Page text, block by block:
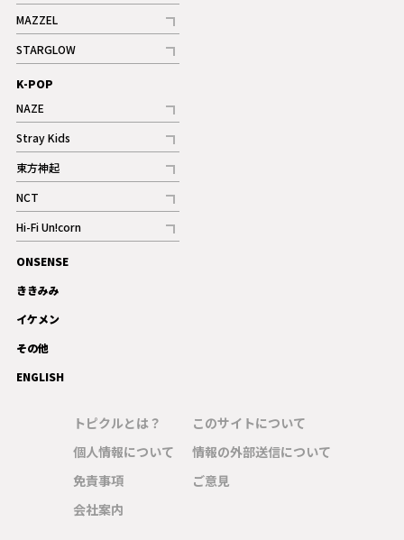
記事
ギャラリー
MAZZEL
記事
ギャラリー
STARGLOW
記事
K-POP
NAZE
記事
Stray Kids
記事
東方神起
記事
NCT
記事
Hi-Fi Un!corn
記事
ギャラリー
ONSENSE
ききみみ
イケメン
その他
ENGLISH
トピクルとは？
個人情報について
免責事項
会社案内
このサイトについて
情報の外部送信について
ご意見